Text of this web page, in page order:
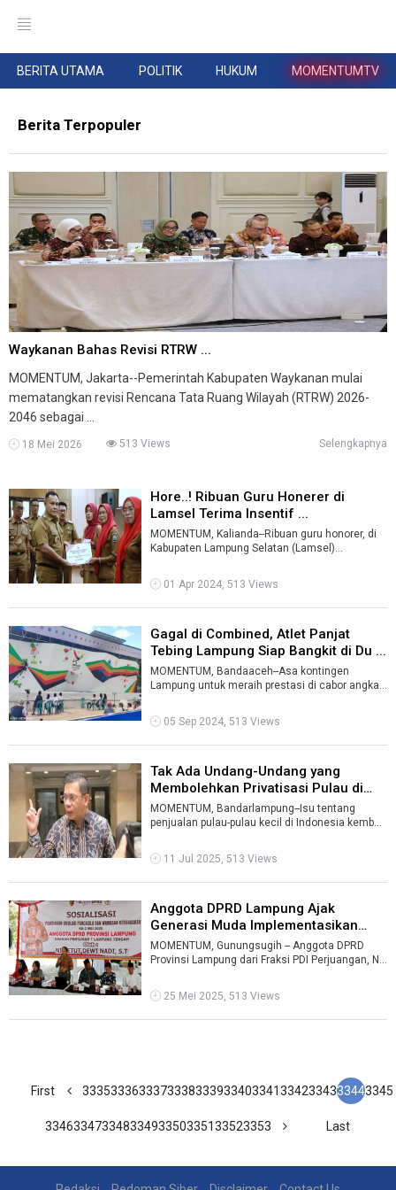
BERITA UTAMA POLITIK HUKUM MOMENTUMTV
Berita Terpopuler
Waykanan Bahas Revisi RTRW ...
MOMENTUM, Jakarta--Pemerintah Kabupaten Waykanan mulai
mematangkan revisi Rencana Tata Ruang Wilayah (RTRW) 2026-
2046 sebagai ...
18 Mei 2026 513 Views Selengkapnya
Hore..! Ribuan Guru Honerer di
Lamsel Terima Insentif ...
MOMENTUM, Kalianda--Ribuan guru honorer, di
Kabupaten Lampung Selatan (Lamsel)
...
01 Apr 2024, 513 Views
Gagal di Combined, Atlet Panjat
Tebing Lampung Siap Bangkit di Du ...
MOMENTUM, Bandaaceh--Asa kontingen
Lampung untuk meraih prestasi di cabor angkat
...
05 Sep 2024, 513 Views
Tak Ada Undang-Undang yang
Membolehkan Privatisasi Pulau di
Indon ...
MOMENTUM, Bandarlampung--Isu tentang
penjualan pulau-pulau kecil di Indonesia kembali
11 Jul 2025, 513 Views
Anggota DPRD Lampung Ajak
Generasi Muda Implementasikan
Nilai-Nil ...
MOMENTUM, Gunungsugih -- Anggota DPRD
Provinsi Lampung dari Fraksi PDI Perjuangan, Ni
25 Mei 2025, 513 Views
First 33353336333733383339334033413342334333443345
33463347334833493350335133523353 Last